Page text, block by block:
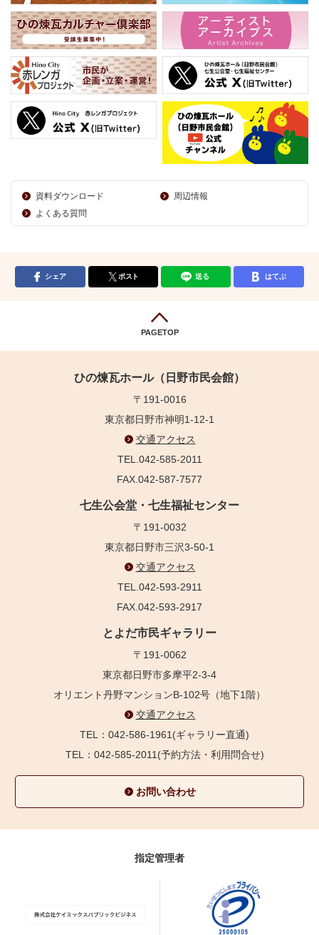
資料ダウンロード
周辺情報
よくある質問
シェア ポスト 送る はてぶ
PAGETOP
ひの煉瓦ホール（日野市民会館）
〒191-0016
東京都日野市神明1-12-1
交通アクセス
TEL.042-585-2011
FAX.042-587-7577
七生公会堂・七生福祉センター
〒191-0032
東京都日野市三沢3-50-1
交通アクセス
TEL.042-593-2911
FAX.042-593-2917
とよだ市民ギャラリー
〒191-0062
東京都日野市多摩平2-3-4
オリエント丹野マンションB-102号（地下1階）
交通アクセス
TEL：042-586-1961(ギャラリー直通)
TEL：042-585-2011(予約方法・利用問合せ)
お問い合わせ
指定管理者